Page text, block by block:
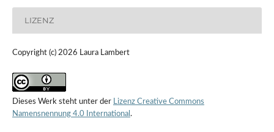
LIZENZ
Copyright (c) 2026 Laura Lambert
Dieses Werk steht unter der Lizenz Creative Commons
Namensnennung 4.0 International .